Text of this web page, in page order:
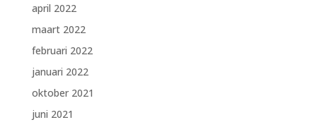
april 2022
maart 2022
februari 2022
januari 2022
oktober 2021
juni 2021